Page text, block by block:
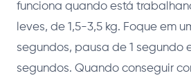
funciona quando está
leves, de 1,5-3,5 kg. Foque em
segundos, pausa de 1 segundo
segundos. Quando conseguir